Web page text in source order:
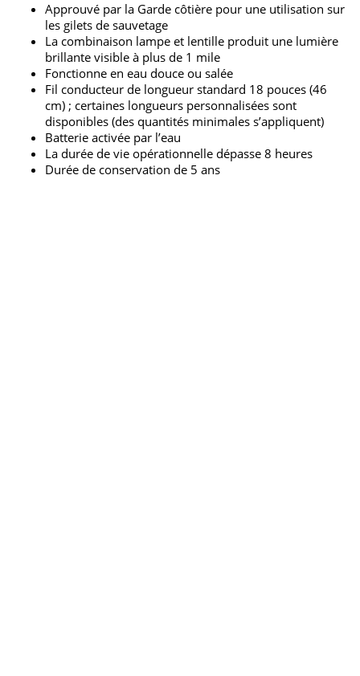
Approuvé par la Garde côtière pour une utilisation sur
les gilets de sauvetage
La combinaison lampe et lentille produit une lumière
brillante visible à plus de 1 mile
Fonctionne en eau douce ou salée
Fil conducteur de longueur standard 18 pouces (46
cm) ; certaines longueurs personnalisées sont
disponibles (des quantités minimales s’appliquent)
Batterie activée par l’eau
La durée de vie opérationnelle dépasse 8 heures
Durée de conservation de 5 ans